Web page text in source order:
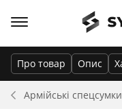
Армійські
Про товар Опис